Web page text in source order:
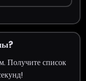
Получите список